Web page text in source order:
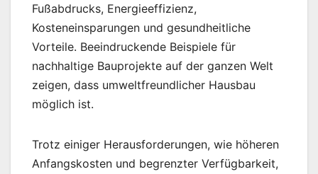
Fußabdrucks, Energieeffizienz,
Kosteneinsparungen und gesundheitliche
Vorteile. Beeindruckende Beispiele für
nachhaltige Bauprojekte auf der ganzen Welt
zeigen, dass umweltfreundlicher Hausbau
möglich ist.
Trotz einiger Herausforderungen, wie höheren
Anfangskosten und begrenzter Verfügbarkeit,